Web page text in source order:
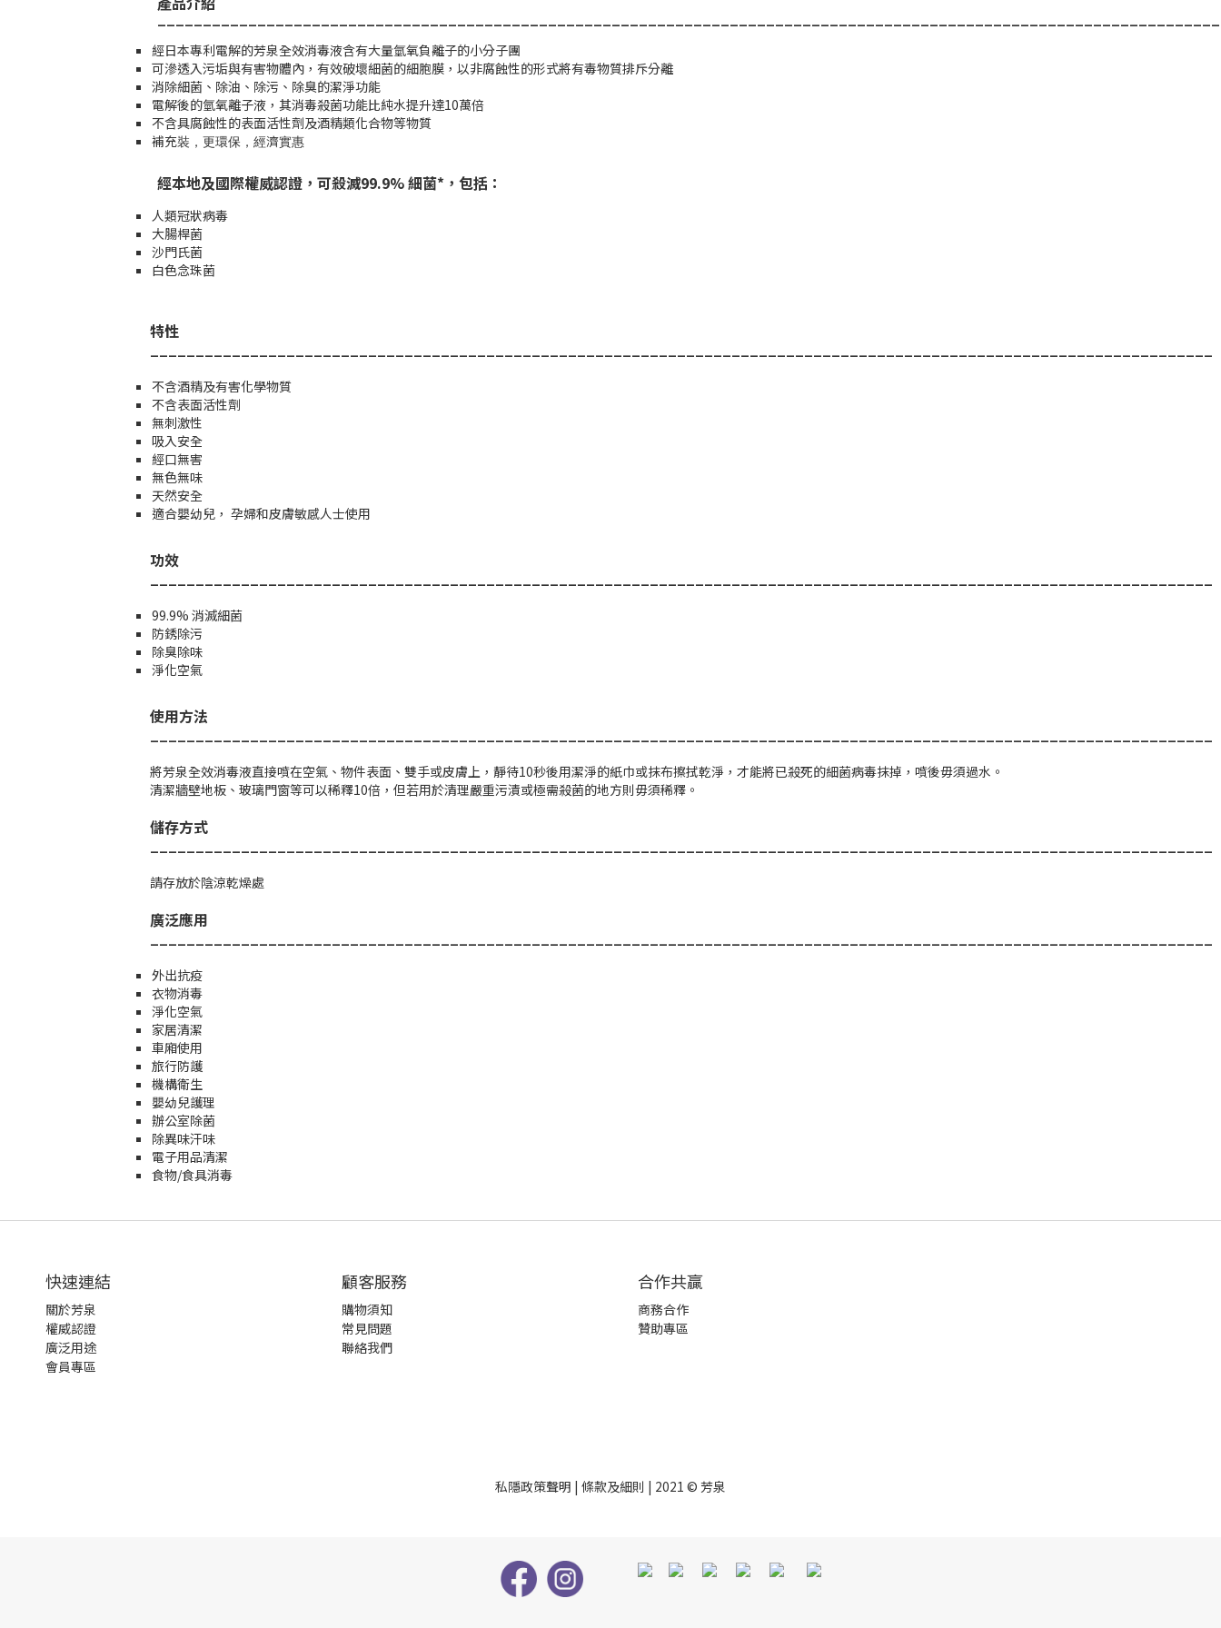
經日本專利電解的芳泉全效消毒液含有大量氫氧負離子的小分子團
可滲透入污垢與有害物體內，有效破壞細菌的細胞膜，以非腐蝕性的形式將有毒物質排斥分離
消除細菌、除油、除污、除臭的潔淨功能
電解後的氫氧離子液，其消毒殺菌功能比純水提升達10萬倍
不含具腐蝕性的表面活性劑及酒精類化合物等物質
補充裝，更環保，經濟實惠
經本地及國際權威認證，可殺滅99.9% 細菌*，包括：
人類冠狀病毒
大腸桿菌
沙門氏菌
白色念珠菌
特性
不含酒精及有害化學物質
不含表面活性劑
無刺激性
吸入安全
經口無害
無色無味
天然安全
適合嬰幼兒， 孕婦和皮膚敏感人士使用
功效
99.9% 消滅細菌
防銹除污
除臭除味
淨化空氣
使用方法
將芳泉全效消毒液直接噴在空氣、物件表面、雙手或皮膚上，靜待10秒後用潔淨的紙巾或抹布擦拭乾淨，才能將已殺死的細菌病毒抹掉，噴後毋須過水。
清潔牆壁地板、玻璃門窗等可以稀釋10倍，但若用於清理嚴重污漬或極需殺菌的地方則毋須稀釋。
儲存方式
請存放於陰涼乾燥處
廣泛應用
外出抗疫
衣物消毒
淨化空氣
家居清潔
車廂使用
旅行防護
機構衛生
嬰幼兒護理
辦公室除菌
除異味汗味
電子用品清潔
食物/食具消毒
快速連結
關於芳泉
權威認證
廣泛用途
會員專區
顧客服務
購物須知
常見問題
聯絡我們
合作共贏
商務合作
贊助專區
私隱政策聲明 | 條款及細則 | 2021 © 芳泉